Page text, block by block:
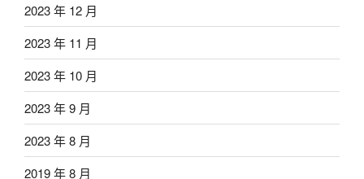
2023 年 12 月
2023 年 11 月
2023 年 10 月
2023 年 9 月
2023 年 8 月
2019 年 8 月